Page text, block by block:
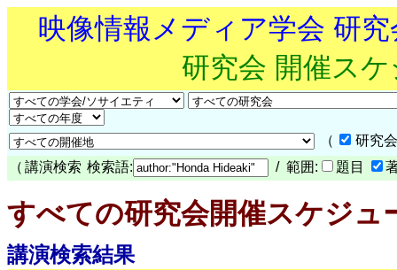
映像情報メディア学会 研
研究会 開催ス
（
研究
（ 講演検索 検索語: / 範囲: 題目
すべての研究会開催スケジュ
講演検索結果